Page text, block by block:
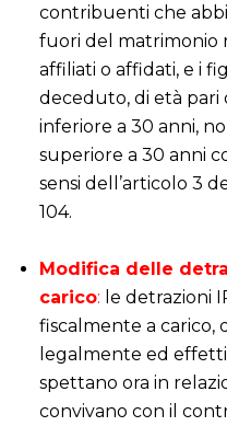
contribuenti che
fuori del matrimonio
affiliati o affidati, e i
deceduto, di età pari
inferiore a 30 anni,
superiore a 30 anni
sensi dell’articolo 3
104.
Modifica delle
carico: le detrazioni
fiscalmente a carico,
legalmente ed
spettano ora in
convivano con il